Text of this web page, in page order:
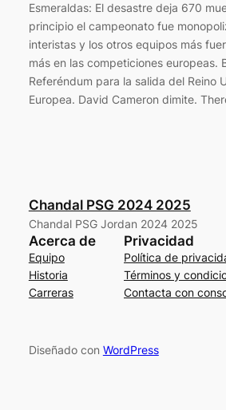
Esmeraldas: El desastre deja 670
principio el campeonato fue
interistas y los otros equipos más
más en las competiciones europeas.
Referéndum para la salida del Reino
Europea. David Cameron dimite.
Chandal PSG 2024 2025
Chandal PSG Jordan 2024 2025
Acerca de
Equipo
Historia
Carreras
Privacidad
Política de
Términos y
Contacta con
Diseñado con WordPress